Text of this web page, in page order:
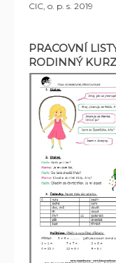
CIC, o. p. s. 2019
PRACOVNÍ
RODINNÝ KURZ